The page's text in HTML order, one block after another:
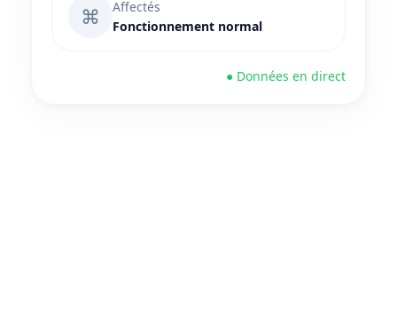
⌘
Affectés
Fonctionnement normal
● Données en direct